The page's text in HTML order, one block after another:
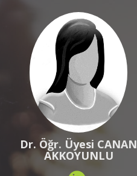
Dr. Öğr. Üyesi CANAN
AKKOYUNLU